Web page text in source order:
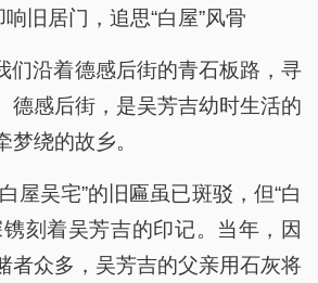
旧居门，追思“白屋”风骨
们沿着德感后街的青石板路，寻
德感后街，是吴芳吉幼时生活的
梦绕的故乡。
屋吴宅”的旧匾虽已斑驳，但“白
镌刻着吴芳吉的印记。当年，因
者众多，吴芳吉的父亲用石灰将